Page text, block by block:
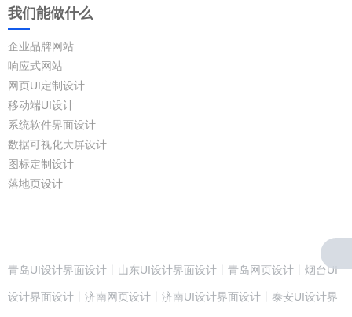
我们能做什么
企业品牌网站
响应式网站
网页UI定制设计
移动端UI设计
系统软件界面设计
数据可视化大屏设计
图标定制设计
落地页设计
青岛UI设计界面设计丨山东UI设计界面设计丨青岛网页设计丨烟台UI
设计界面设计丨济南网页设计丨济南UI设计界面设计丨泰安UI设计界